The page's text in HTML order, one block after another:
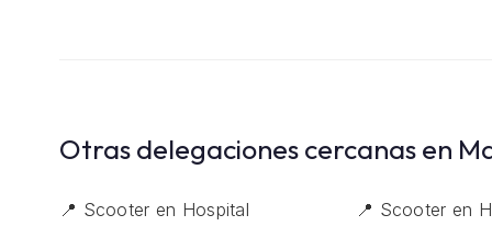
Otras delegaciones cercanas en
📍 Scooter en Hospital
📍 Scooter en